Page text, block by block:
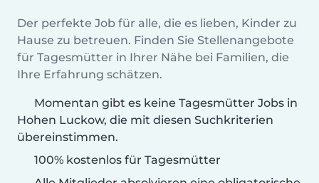
Der perfekte Job für alle, die es lieben, Kinder zu
Hause zu betreuen. Finden Sie Stellenangebote
für Tagesmütter in Ihrer Nähe bei Familien, die
Ihre Erfahrung schätzen.
Momentan gibt es keine Tagesmütter Jobs in
Hohen Luckow, die mit diesen Suchkriterien
übereinstimmen.
100% kostenlos für Tagesmütter